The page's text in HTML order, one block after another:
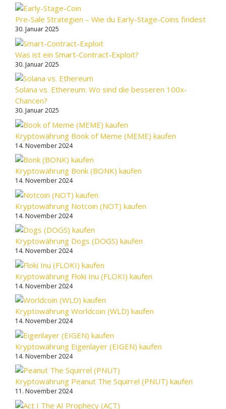
Pre-Sale Strategien – Wie du Early-Stage-Coins findest
30. Januar 2025
Was ist ein Smart-Contract-Exploit?
30. Januar 2025
Solana vs. Ethereum: Wo sind die besseren 100x-
Chancen?
30. Januar 2025
Kryptowährung Book of Meme (MEME) kaufen
14. November 2024
Kryptowährung Bonk (BONK) kaufen
14. November 2024
Kryptowährung Notcoin (NOT) kaufen
14. November 2024
Kryptowährung Dogs (DOGS) kaufen
14. November 2024
Kryptowährung Floki Inu (FLOKI) kaufen
14. November 2024
Kryptowährung Worldcoin (WLD) kaufen
14. November 2024
Kryptowährung Eigenlayer (EIGEN) kaufen
14. November 2024
Kryptowährung Peanut The Squirrel (PNUT) kaufen
11. November 2024